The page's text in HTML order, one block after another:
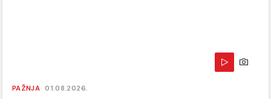
PAŽNJA 01.08.2026.